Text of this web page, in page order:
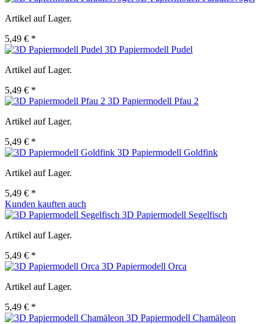
Artikel auf Lager.
5,49 € *
3D Papiermodell Pudel
Artikel auf Lager.
5,49 € *
3D Papiermodell Pfau 2
Artikel auf Lager.
5,49 € *
3D Papiermodell Goldfink
Artikel auf Lager.
5,49 € *
Kunden kauften auch
3D Papiermodell Segelfisch
Artikel auf Lager.
5,49 € *
3D Papiermodell Orca
Artikel auf Lager.
5,49 € *
3D Papiermodell Chamäleon